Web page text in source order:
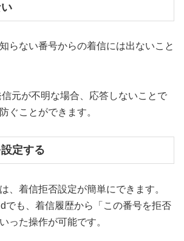
らない番号からの着信には出ないこと
元が不明な場合、応答しないことで
ぐことができます。
定する
、着信拒否設定が簡単にできます。
でも、着信履歴から「この番号を拒否
った操作が可能です。